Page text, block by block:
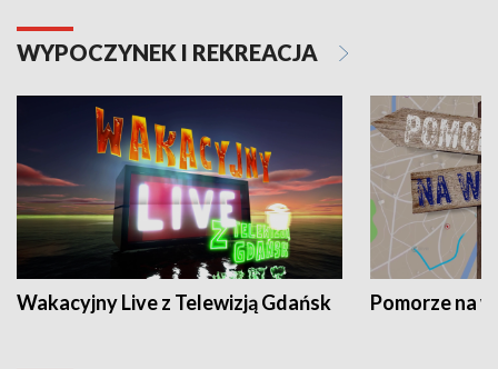
WYPOCZYNEK I REKREACJA
Wakacyjny Live z Telewizją Gdańsk Pomorze na